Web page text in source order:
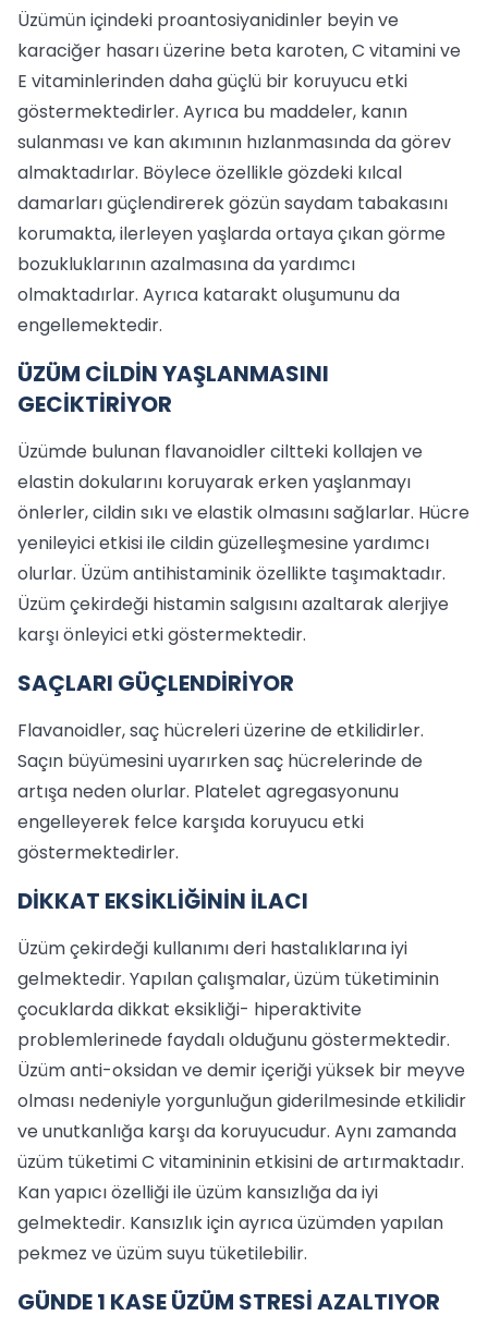
Üzümün içindeki proantosiyanidinler beyin ve
karaciğer hasarı üzerine beta karoten, C vitamini ve
E vitaminlerinden daha güçlü bir koruyucu etki
göstermektedirler. Ayrıca bu maddeler, kanın
sulanması ve kan akımının hızlanmasında da görev
almaktadırlar. Böylece özellikle gözdeki kılcal
damarları güçlendirerek gözün saydam tabakasını
korumakta, ilerleyen yaşlarda ortaya çıkan görme
bozukluklarının azalmasına da yardımcı
olmaktadırlar. Ayrıca katarakt oluşumunu da
engellemektedir.
ÜZÜM CİLDİN YAŞLANMASINI
GECİKTİRİYOR
Üzümde bulunan flavanoidler ciltteki kollajen ve
elastin dokularını koruyarak erken yaşlanmayı
önlerler, cildin sıkı ve elastik olmasını sağlarlar. Hücre
yenileyici etkisi ile cildin güzelleşmesine yardımcı
olurlar. Üzüm antihistaminik özellikte taşımaktadır.
Üzüm çekirdeği histamin salgısını azaltarak alerjiye
karşı önleyici etki göstermektedir.
SAÇLARI GÜÇLENDİRİYOR
Flavanoidler, saç hücreleri üzerine de etkilidirler.
Saçın büyümesini uyarırken saç hücrelerinde de
artışa neden olurlar. Platelet agregasyonunu
engelleyerek felce karşıda koruyucu etki
göstermektedirler.
DİKKAT EKSİKLİĞİNİN İLACI
Üzüm çekirdeği kullanımı deri hastalıklarına iyi
gelmektedir. Yapılan çalışmalar, üzüm tüketiminin
çocuklarda dikkat eksikliği- hiperaktivite
problemlerinede faydalı olduğunu göstermektedir.
Üzüm anti-oksidan ve demir içeriği yüksek bir meyve
olması nedeniyle yorgunluğun giderilmesinde etkilidir
ve unutkanlığa karşı da koruyucudur. Aynı zamanda
üzüm tüketimi C vitamininin etkisini de artırmaktadır.
Kan yapıcı özelliği ile üzüm kansızlığa da iyi
gelmektedir. Kansızlık için ayrıca üzümden yapılan
pekmez ve üzüm suyu tüketilebilir.
GÜNDE 1 KASE ÜZÜM STRESİ AZALTIYOR